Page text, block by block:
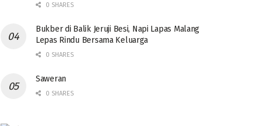
0 SHARES
Bukber di Balik Jeruji Besi, Napi Lapas Malang
Lepas Rindu Bersama Keluarga
0 SHARES
Saweran
0 SHARES